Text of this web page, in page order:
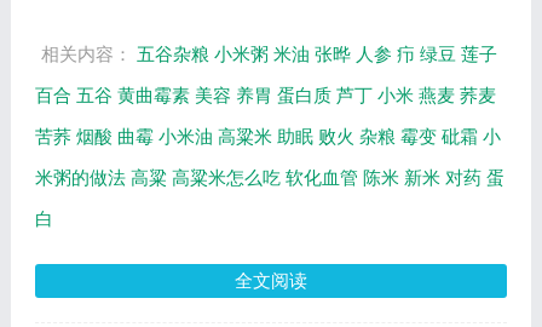
相关内容： 五谷杂粮 小米粥 米油 张晔 人参 疖 绿豆 莲子
百合 五谷 黄曲霉素 美容 养胃 蛋白质 芦丁 小米 燕麦 荞麦
苦荞 烟酸 曲霉 小米油 高粱米 助眠 败火 杂粮 霉变 砒霜 小
米粥的做法 高粱 高粱米怎么吃 软化血管 陈米 新米 对药 蛋
白
全文阅读